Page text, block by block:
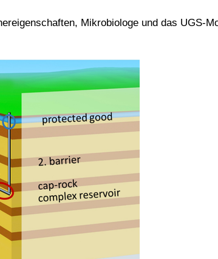
Mikrobiologe und das UGS-